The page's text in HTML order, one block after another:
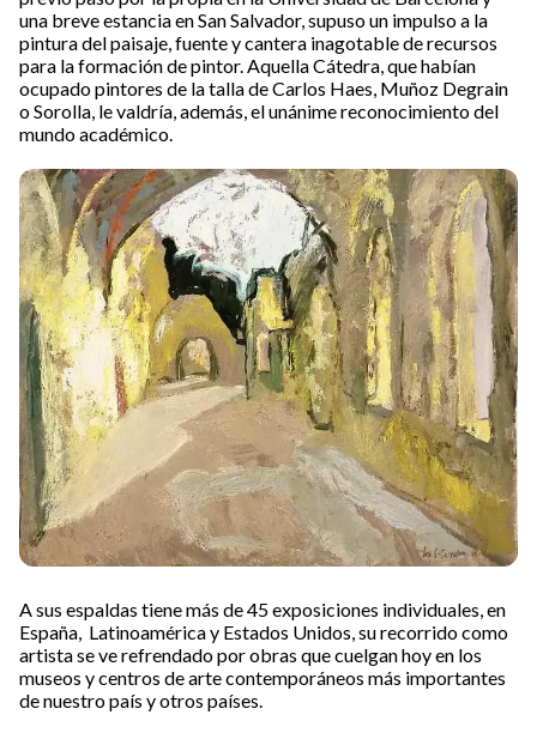
una breve estancia en San Salvador, supuso un impulso a la
pintura del paisaje, fuente y cantera inagotable de recursos
para la formación de pintor. Aquella Cátedra, que habían
ocupado pintores de la talla de Carlos Haes, Muñoz Degrain
o Sorolla, le valdría, además, el unánime reconocimiento del
mundo académico.
A sus espaldas tiene más de 45 exposiciones individuales, en
España, Latinoamérica y Estados Unidos, su recorrido como
artista se ve refrendado por obras que cuelgan hoy en los
museos y centros de arte contemporáneos más importantes
de nuestro país y otros países.